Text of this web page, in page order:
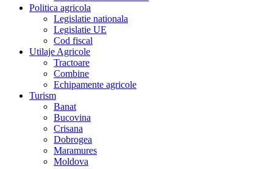
Politica agricola
Legislatie nationala
Legislatie UE
Cod fiscal
Utilaje Agricole
Tractoare
Combine
Echipamente agricole
Turism
Banat
Bucovina
Crisana
Dobrogea
Maramures
Moldova